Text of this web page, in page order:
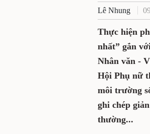
VĂN BẢN, CHÍNH
Lê Nhung
Thực hiện
nhất” gắn
Nhân văn -
Hội Phụ nữ
môi trường
ghi chép
thường...